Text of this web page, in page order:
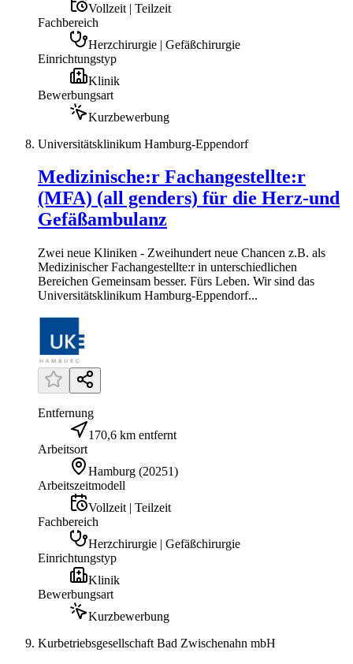
Vollzeit | Teilzeit
Fachbereich
Herzchirurgie | Gefäßchirurgie
Einrichtungstyp
Klinik
Bewerbungsart
Kurzbewerbung
Universitätsklinikum Hamburg-Eppendorf
Medizinische:r Fachangestellte:r
(MFA) (all genders) für die Herz-und
Gefäßambulanz
Zwei neue Kliniken - Zweihundert neue Chancen z.B. als
Medizinischer Fachangestellte:r in unterschiedlichen
Bereichen Gemeinsam besser. Fürs Leben. Wir sind das
Universitätsklinikum Hamburg-Eppendorf...
Entfernung
170,6 km entfernt
Arbeitsort
Hamburg (20251)
Arbeitszeitmodell
Vollzeit | Teilzeit
Fachbereich
Herzchirurgie | Gefäßchirurgie
Einrichtungstyp
Klinik
Bewerbungsart
Kurzbewerbung
Kurbetriebsgesellschaft Bad Zwischenahn mbH